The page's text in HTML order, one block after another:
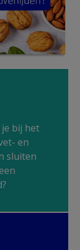
bij het
en
sluiten